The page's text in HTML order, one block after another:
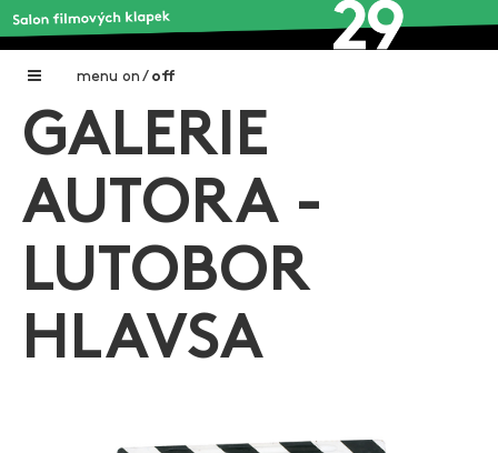
menu on / off
Home
Galerie filmových klapek
Autoři filmových klapek
O projektu
GALERIE
AUTORA -
LUTOBOR
HLAVSA